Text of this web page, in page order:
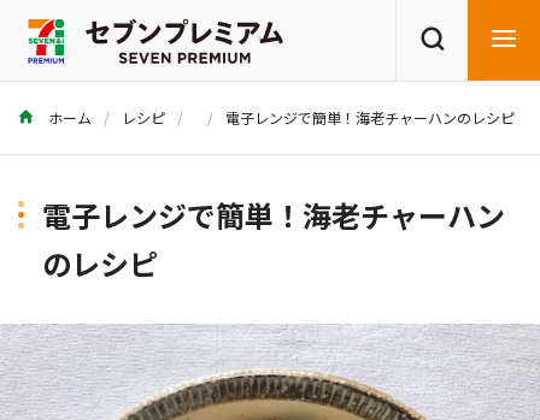
商品を探す レシピを探す
ホーム レシピ 電子レンジで簡単！海老チャーハンのレシピ
電子レンジで簡単！海老チャーハン
のレシピ